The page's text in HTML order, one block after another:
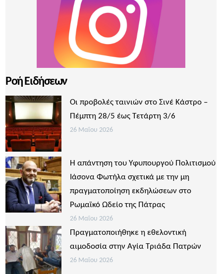
Ροή Ειδήσεων
Οι προβολές ταινιών στο Σινέ Κάστρο –
Πέμπτη 28/5 έως Τετάρτη 3/6
26 Μαΐου 2026
Η απάντηση του Υφυπουργού Πολιτισμού
Ιάσονα Φωτήλα σχετικά με την μη
πραγματοποίηση εκδηλώσεων στο
Ρωμαϊκό Ωδείο της Πάτρας
26 Μαΐου 2026
Πραγματοποιήθηκε η εθελοντική
αιμοδοσία στην Αγία Τριάδα Πατρών
26 Μαΐου 2026